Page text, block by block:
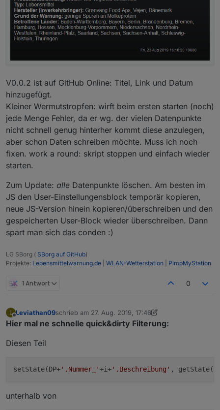
V0.0.2 ist auf GitHub Online: Titel, Link und Datum
hinzugefügt.
Kleiner Wermutstropfen: wirft beim ersten starten (noch)
jede Menge Fehler, da er wg. der vielen Datenpunkte
nicht schnell genug hinterher kommt diese anzulegen,
aber schon Daten schreiben möchte. Muss ich noch
fixen. work a round: skript stoppen und einfach wieder
starten.
Zum Update: alle Datenpunkte löschen. Am besten im
JS den User-Einstellungensblock temporär kopieren,
neue JS-Version hinein kopieren/überschreiben und den
gespeicherten User-Block wieder überschreiben. Dann
spart man sich das conden :)
LG SBorg ( SBorg auf GitHub)
Projekte: Lebensmittelwarnung.de WLAN-Wetterstation PimpMyStation
1 Antwort 0
L Leviathan09schrieb am 27. Aug. 2019, 17:46
zuletzt editiert von Leviathan09
Hier mal ne schnelle quick&dirty Filterung:
Diesen Teil
setState(DP+'.Nummer_'+i+'.Beschreibung' ,
unterhalb von